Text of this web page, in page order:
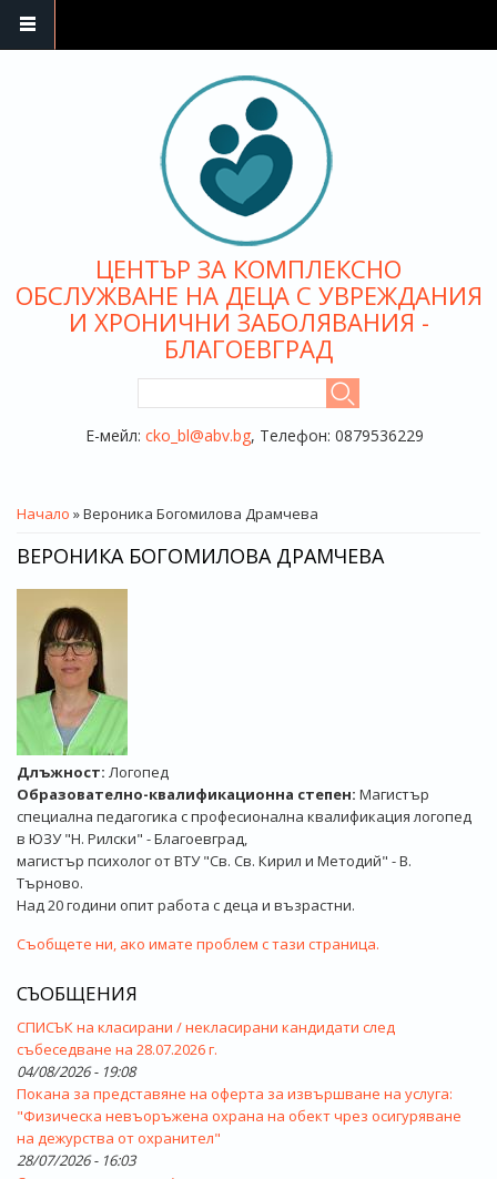
ЦЕНТЪР ЗА КОМПЛЕКСНО
ОБСЛУЖВАНЕ НА ДЕЦА С УВРЕЖДАНИЯ
И ХРОНИЧНИ ЗАБОЛЯВАНИЯ -
БЛАГОЕВГРАД
Е-мейл: cko_bl@abv.bg, Телефон: 0879536229
ВИЕ СТЕ ТУК
Начало » Вероника Богомилова Драмчева
ВЕРОНИКА БОГОМИЛОВА ДРАМЧЕВА
Длъжност: Логопед
Образователно-квалификационна степен: Магистър
специална педагогика с професионална квалификация логопед
в ЮЗУ "Н. Рилски" - Благоевград,
магистър психолог от ВТУ "Св. Св. Кирил и Методий" - В.
Търново.
Над 20 години опит работа с деца и възрастни.
Съобщете ни, ако имате проблем с тази страница.
СЪОБЩЕНИЯ
СПИСЪК на класирани / некласирани кандидати след
събеседване на 28.07.2026 г.
04/08/2026 - 19:08
Покана за представяне на оферта за извършване на услуга:
"Физическа невъоръжена охрана на обект чрез осигуряване
на дежурства от охранител"
28/07/2026 - 16:03